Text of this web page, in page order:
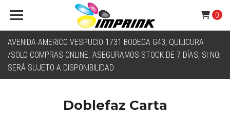
AVENIDA AMERICO VESPUCIO 1731 BODEGA G43, QUILICURA
/SOLO COMPRAS ONLINE. ASEGURAMOS STOCK DE 7 DÍAS, SI NO.
SERÁ SUJETO A DISPONIBILIDAD
0
Doblefaz Carta